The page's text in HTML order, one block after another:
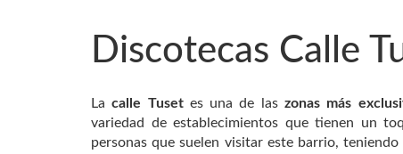
Discotecas Calle
Lacalle Tusetes una de laszonas más
variedad de establecimientos que tienen un
personas que suelen visitar este barrio,